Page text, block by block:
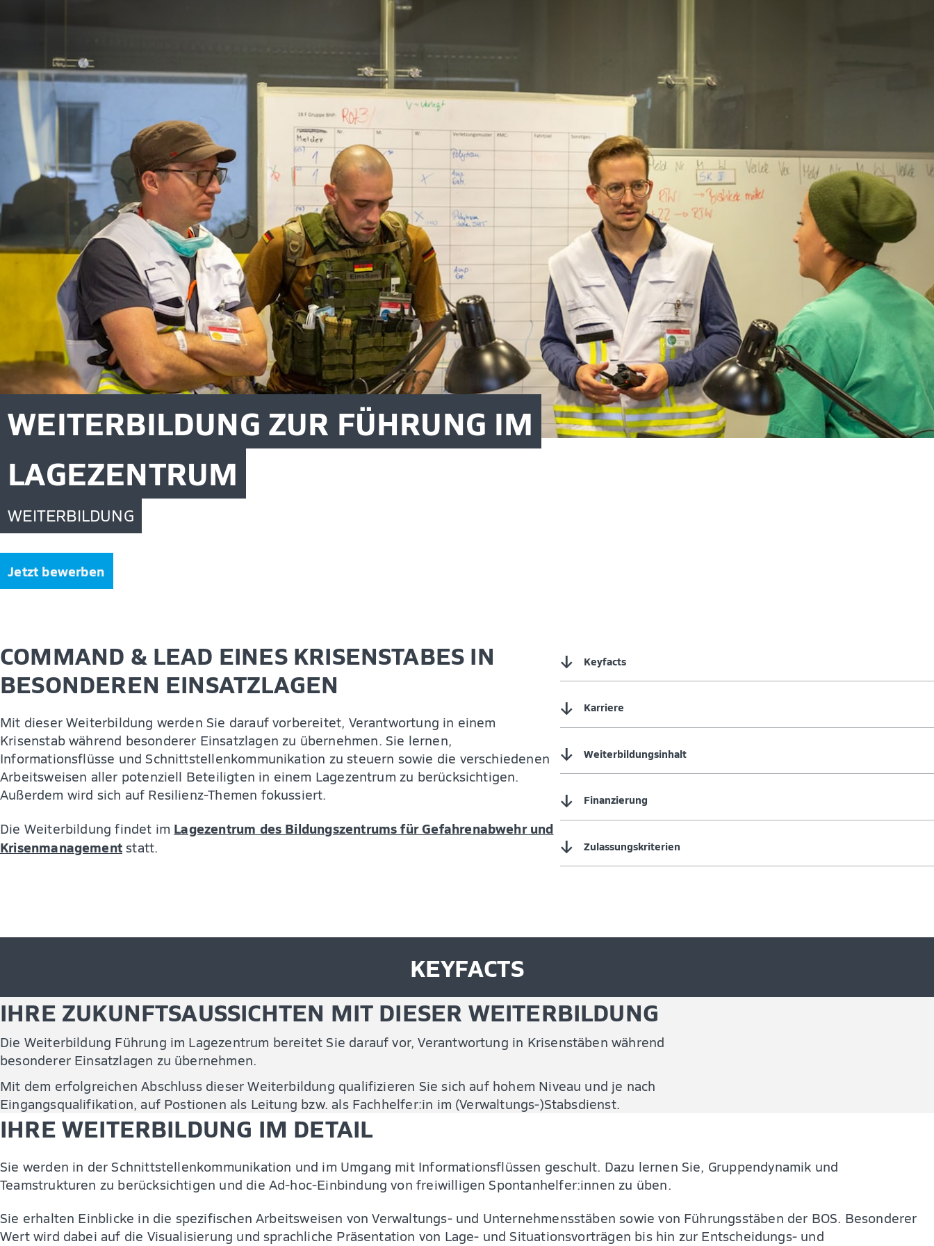
WEITERBILDUNG ZUR FÜHRUNG IM
LAGEZENTRUM
WEITERBILDUNG
Jetzt bewerben
COMMAND & LEAD EINES KRISENSTABES IN
BESONDEREN EINSATZLAGEN
Mit dieser Weiterbildung werden Sie darauf vorbereitet, Verantwortung in einem
Krisenstab während besonderer Einsatzlagen zu übernehmen. Sie lernen,
Informationsflüsse und Schnittstellenkommunikation zu steuern sowie die verschiedenen
Arbeitsweisen aller potenziell Beteiligten in einem Lagezentrum zu berücksichtigen.
Außerdem wird sich auf Resilienz-Themen fokussiert.
Die Weiterbildung findet im Lagezentrum des Bildungszentrums für Gefahrenabwehr und
Krisenmanagement statt.
↓ Keyfacts
↓ Karriere
↓ Weiterbildungsinhalt
↓ Finanzierung
↓ Zulassungskriterien
KEYFACTS
IHRE ZUKUNFTSAUSSICHTEN MIT DIESER WEITERBILDUNG
Die Weiterbildung Führung im Lagezentrum bereitet Sie darauf vor, Verantwortung in Krisenstäben während
besonderer Einsatzlagen zu übernehmen.
Mit dem erfolgreichen Abschluss dieser Weiterbildung qualifizieren Sie sich auf hohem Niveau und je nach
Eingangsqualifikation, auf Postionen als Leitung bzw. als Fachhelfer:in im (Verwaltungs-)Stabsdienst.
IHRE WEITERBILDUNG IM DETAIL
Sie werden in der Schnittstellenkommunikation und im Umgang mit Informationsflüssen geschult. Dazu lernen Sie, Gruppendynamik und
Teamstrukturen zu berücksichtigen und die Ad-hoc-Einbindung von freiwilligen Spontanhelfer:innen zu üben.
Sie erhalten Einblicke in die spezifischen Arbeitsweisen von Verwaltungs- und Unternehmensstäben sowie von Führungsstäben der BOS. Besonderer
Wert wird dabei auf die Visualisierung und sprachliche Präsentation von Lage- und Situationsvorträgen bis hin zur Entscheidungs- und